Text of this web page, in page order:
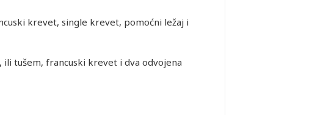
krevet, single krevet, pomoćni ležaj i
tušem, francuski krevet i dva odvojena